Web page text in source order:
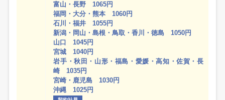
富山・長野 1065円
福岡・大分・熊本 1060円
石川・福井 1055円
新潟・岡山・島根・鳥取・香川・徳島 1050円
山口 1045円
宮城 1040円
岩手・秋田・山形・福島・愛媛・高知・佐賀・長
崎 1035円
宮崎・鹿児島 1030円
沖縄 1025円